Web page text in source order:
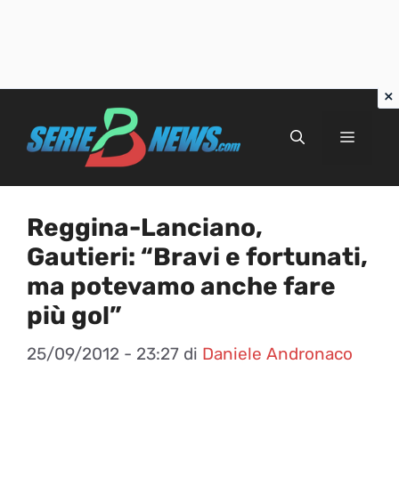
Menu
Reggina-Lanciano,
Gautieri: “Bravi e fortunati,
ma potevamo anche fare
più gol”
25/09/2012 - 23:27 di Daniele Andronaco